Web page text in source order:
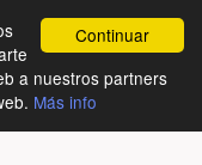
Continuar
a nuestros partners
Más info